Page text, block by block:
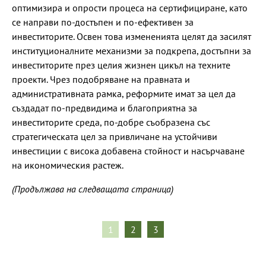
оптимизира и опрости процеса на сертифициране, като
се направи по-достъпен и по-ефективен за
инвеститорите. Освен това измененията целят да засилят
институционалните механизми за подкрепа, достъпни за
инвеститорите през целия жизнен цикъл на техните
проекти. Чрез подобряване на правната и
административната рамка, реформите имат за цел да
създадат по-предвидима и благоприятна за
инвеститорите среда, по-добре съобразена със
стратегическата цел за привличане на устойчиви
инвестиции с висока добавена стойност и насърчаване
на икономическия растеж.
(Продължава на следващата страница)
1 2 3